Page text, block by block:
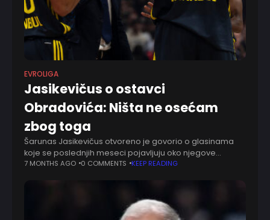
EVROLIGA
Jasikevičus o ostavci
Obradovića: Ništa ne osećam
zbog toga
Šarunas Jasikevičus otvoreno je govorio o glasinama
koje se poslednjih meseci pojavljuju oko njegove
budućnosti i potencijalnog odlaska iz Fenerbahčea,
7 MONTHS AGO 0 COMMENTS KEEP READING